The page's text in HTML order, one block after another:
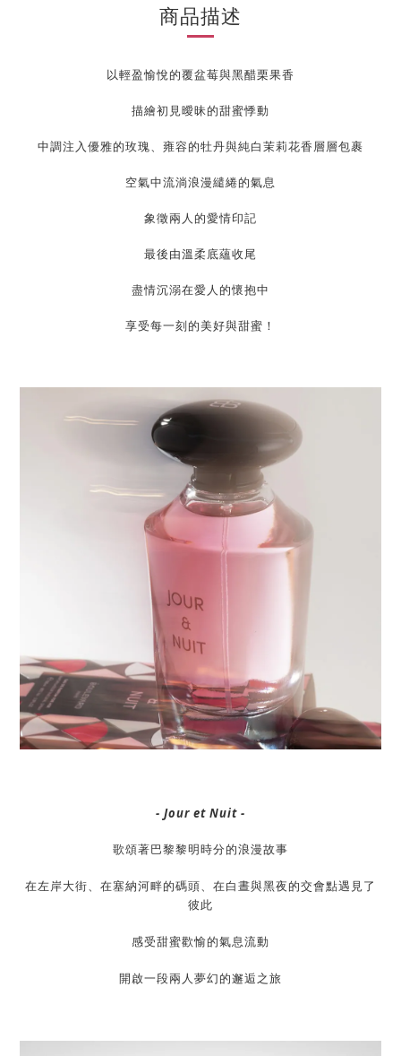
商品描述
以輕盈愉悅的覆盆莓與黑醋栗果香
描繪初見曖昧的甜蜜悸動
中調注入優雅的玫瑰、雍容的牡丹與純白茉莉花香層層包裹
空氣中流淌浪漫繾綣的氣息
象徵兩人的愛情印記
最後由溫柔底蘊收尾
盡情沉溺在愛人的懷抱中
享受每一刻的美好與甜蜜！
- Jour et Nuit -
歌頌著巴黎黎明時分的浪漫故事
在左岸大街、在塞納河畔的碼頭、在白晝與黑夜的交會點遇見了
彼此
感受甜蜜歡愉的氣息流動
開啟一段兩人夢幻的邂逅之旅